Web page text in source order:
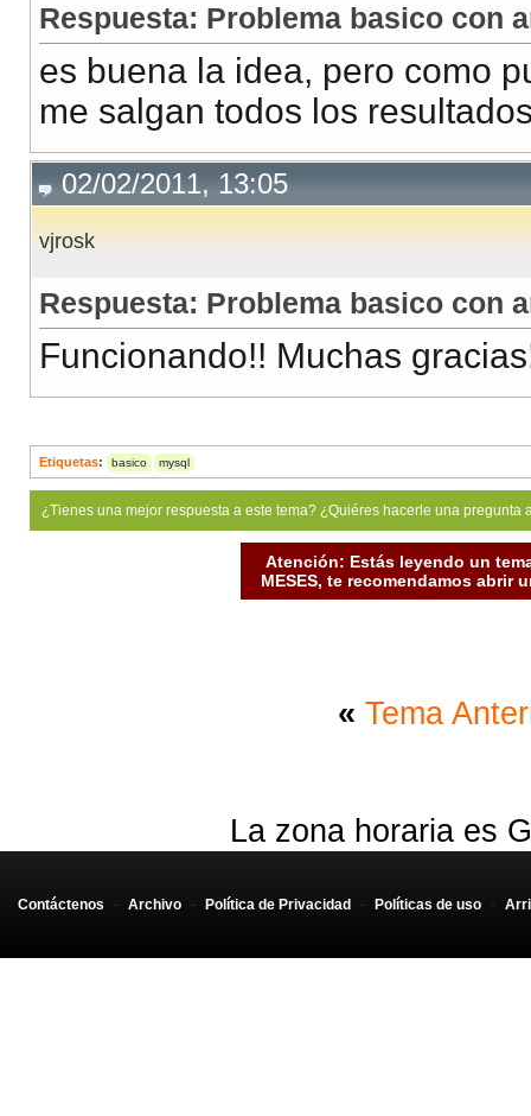
Respuesta: Problema basico con
es buena la idea, pero como
me salgan todos los
02/02/2011, 13:05
vjrosk
Respuesta: Problema basico con
Funcionando!! Muchas
Etiquetas: basico mysql
¿Tienes una mejor respuesta a este tema? ¿Quiéres hacerle una
Atención: Estás leyendo un
MESES, te recomendamos abrir
« Tema
La zona horaria es
Contáctenos - Archivo - Política de Privacidad - Políticas de uso -